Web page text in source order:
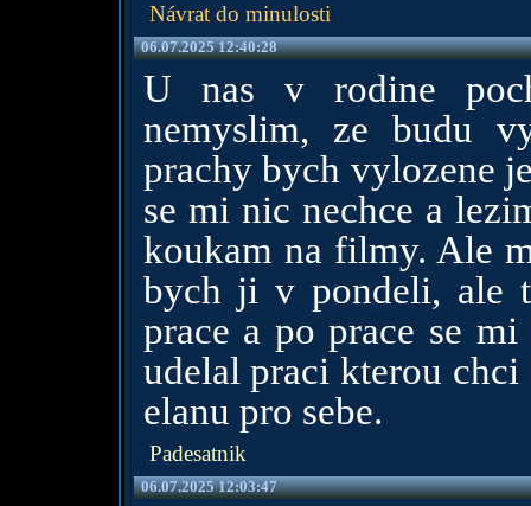
Návrat do minulosti
06.07.2025 12:40:28
U nas v rodine
nemyslim, ze budu
prachy bych vylozene
se mi nic nechce a
koukam na filmy. Ale
bych ji v pondeli, ale
prace a po prace se
udelal praci kterou
elanu pro sebe.
Padesatnik
06.07.2025 12:03:47